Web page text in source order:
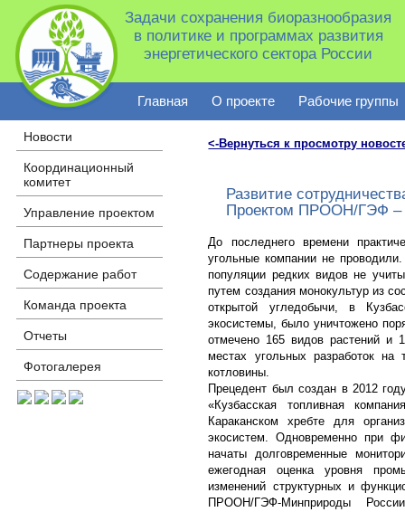
Задачи сохранения биоразнообразия
в политике и программах развития
энергетического сектора России
Главная О проекте Рабочие группы
Новости
Координационный
комитет
Управление проектом
Партнеры проекта
Содержание работ
Команда проекта
Отчеты
Фотогалерея
<-Вернуться к просмотру
Развитие
Проектом ПРООН/ГЭФ –
До последнего времени
угольные компании не
популяции редких видов не
путем создания монокультур из
открытой угледобычи, в
экосистемы, было уничтожено
отмечено 165 видов растений и
местах угольных разработок на
котловины.
Прецедент был создан в 2012
«Кузбасская топливная
Караканском хребте для
экосистем. Одновременно при
начаты долговременные
ежегодная оценка уровня
изменений структурных и
ПРООН/ГЭФ-Минприроды